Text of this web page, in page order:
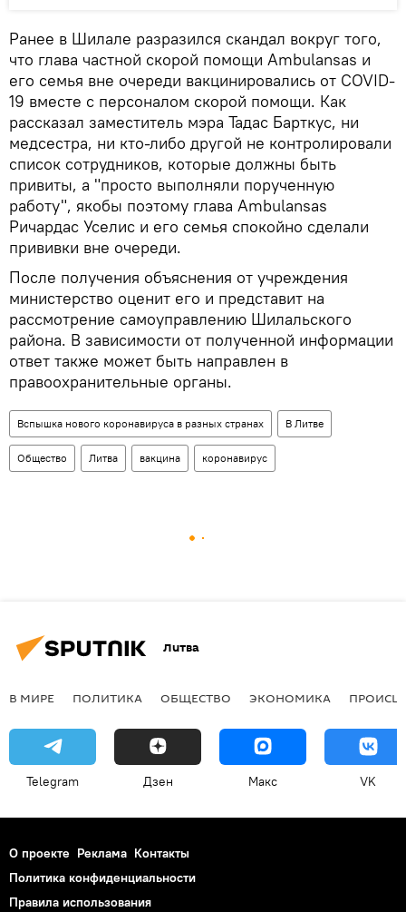
Ранее в Шилале разразился скандал вокруг того,
что глава частной скорой помощи Ambulansas и
его семья вне очереди вакцинировались от COVID-
19 вместе с персоналом скорой помощи. Как
рассказал заместитель мэра Тадас Барткус, ни
медсестра, ни кто-либо другой не контролировали
список сотрудников, которые должны быть
привиты, а "просто выполняли порученную
работу", якобы поэтому глава Ambulansas
Ричардас Уселис и его семья спокойно сделали
прививки вне очереди.
После получения объяснения от учреждения
министерство оценит его и представит на
рассмотрение самоуправлению Шилальского
района. В зависимости от полученной информации
ответ также может быть направлен в
правоохранительные органы.
Вспышка нового коронавируса в разных странах В Литве
Общество Литва вакцина коронавирус
Литва
В МИРЕ ПОЛИТИКА ОБЩЕСТВО ЭКОНОМИКА
Telegram Дзен Макс VK
О проекте Реклама Контакты
Политика конфиденциальности
Правила использования